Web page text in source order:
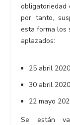
obligatoriedad
por tanto,
esta forma los
aplazados:
25 abril
30 abril
22 mayo
Se están